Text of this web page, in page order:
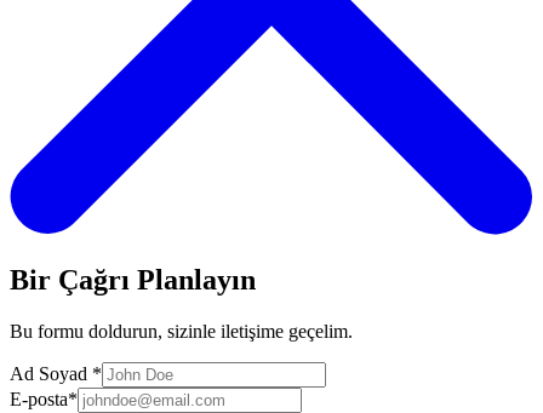
Bir Çağrı Planlayın
Bu formu doldurun, sizinle iletişime geçelim.
Ad Soyad *
E-posta*